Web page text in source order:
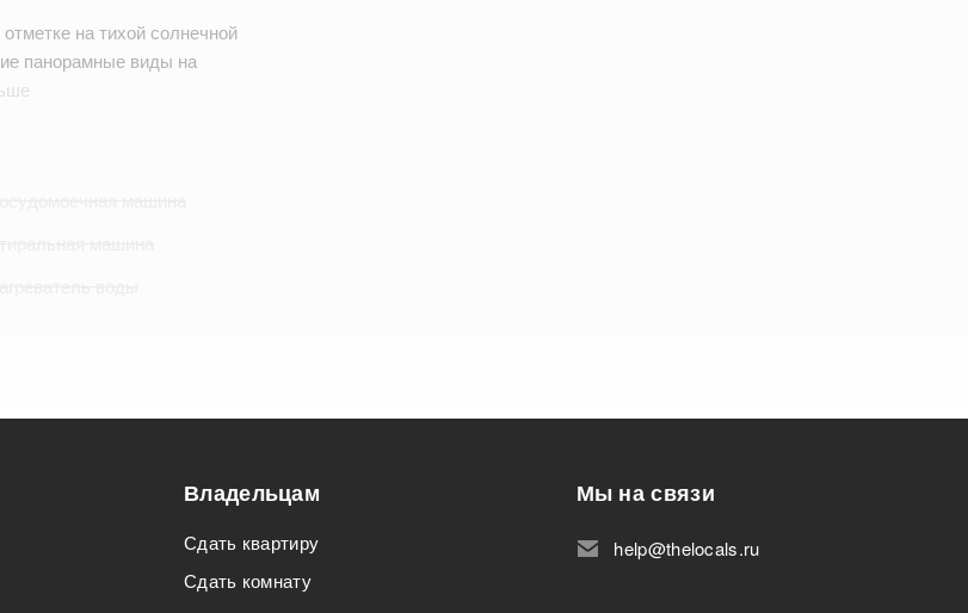
на тихой солнечной
панорамные виды на
для семьи с детьмиВладельцам
Сдать квартиру
Сдать комнату
Мы на связи
help@thelocals.ru